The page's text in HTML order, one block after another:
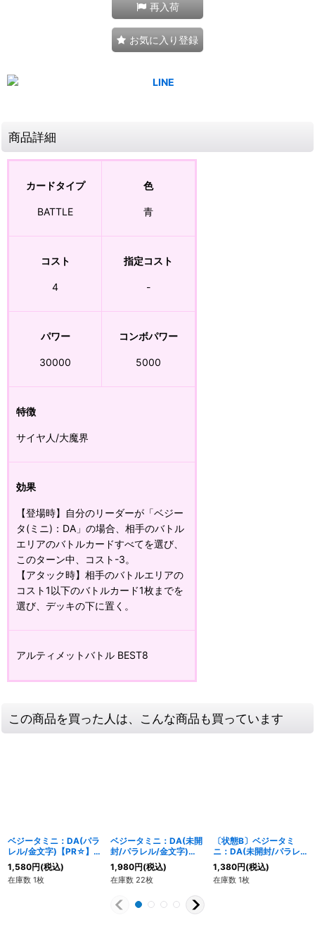
再入荷
お気に入り登録
商品詳細
カードタイプ
BATTLE
色
青
コスト
4
指定コスト
-
パワー
30000
コンボパワー
5000
特徴
サイヤ人/大魔界
効果
【登場時】自分のリーダーが「ベジー
タ(ミニ)：DA」の場合、相手のバトル
エリアのバトルカードすべてを選び、
このターン中、コスト-3。
【アタック時】相手のバトルエリアの
コスト1以下のバトルカード1枚までを
選び、デッキの下に置く。
アルティメットバトル BEST8
この商品を買った人は、こんな商品も買っています
ベジータミニ：DA(パラ
レル/金文字)【PR☆】
{FP-041}
1,580円(税込)
在庫数 1枚
ベジータミニ：DA(未開
封/パラレル/金文字)
【PR☆】{FP-041}
1,980円(税込)
在庫数 22枚
〔状態B〕ベジータミ
ニ：DA(未開封/パラレ
ル/金文字)【PR☆】
{FP-041}
1,380円(税込)
在庫数 1枚